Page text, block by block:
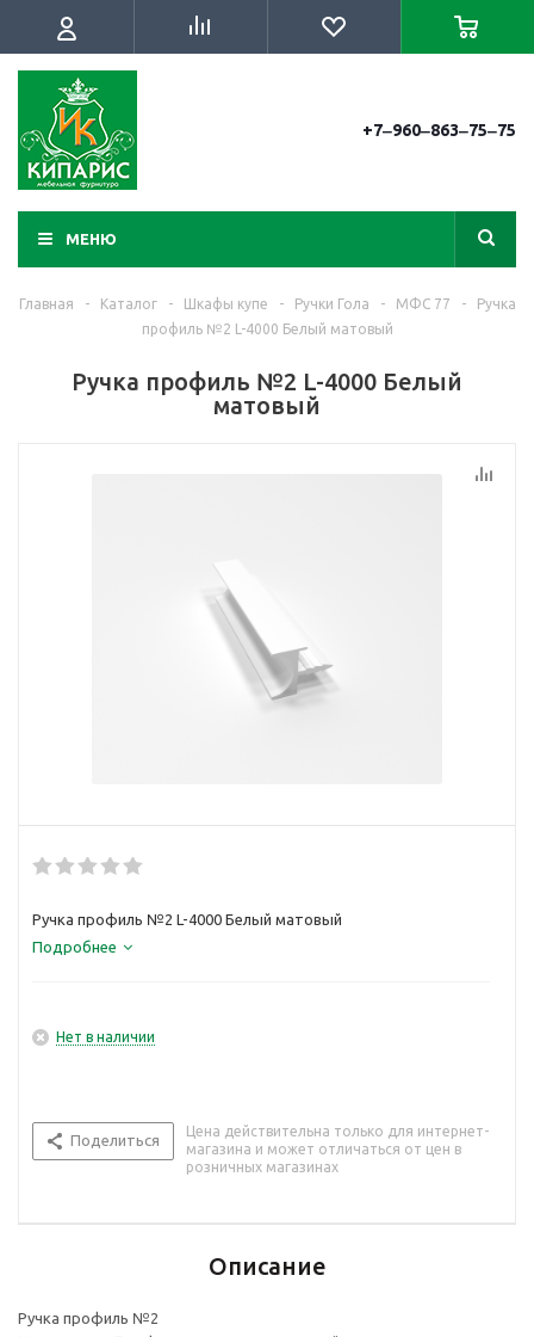
+7‒960‒863‒75‒75
МЕНЮ
Главная - Каталог - Шкафы купе - Ручки Гола - МФС 77 -
Ручка
профиль №2 L-4000 Белый матовый
Ручка профиль №2 L-4000 Белый
матовый
Ручка профиль №2 L-4000 Белый матовый
Подробнее
Нет в наличии
Поделиться
Цена действительна только для интернет-
магазина и может отличаться от цен в
розничных магазинах
Описание
Ручка профиль №2